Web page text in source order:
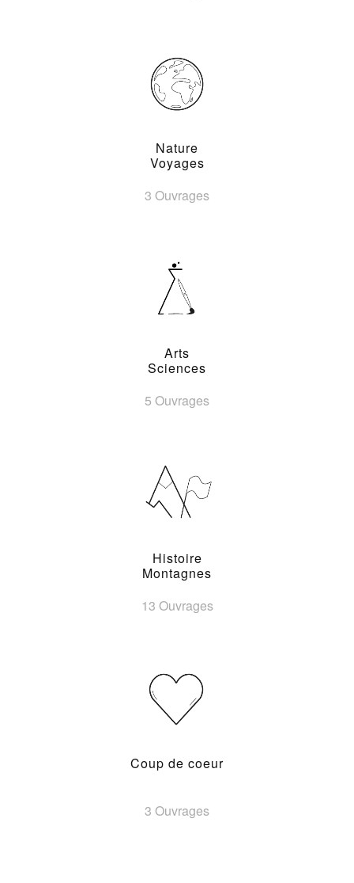
Nature
Voyages
3 Ouvrages
Arts
Sciences
5 Ouvrages
Histoire
Montagnes
13 Ouvrages
Coup de coeur
3 Ouvrages